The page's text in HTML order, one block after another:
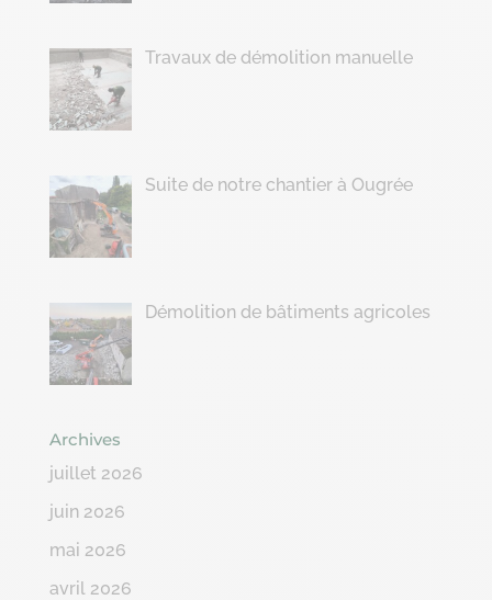
Travaux de démolition manuelle
Suite de notre chantier à Ougrée
Démolition de bâtiments agricoles
Archives
juillet 2026
juin 2026
mai 2026
avril 2026